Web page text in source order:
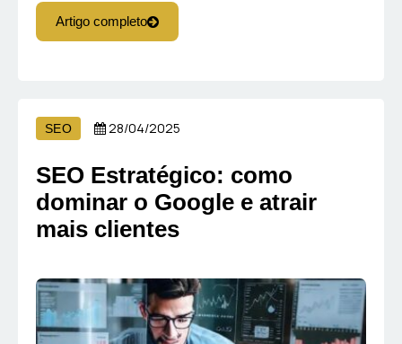
Artigo completo
SEO 28/04/2025
SEO Estratégico: como
dominar o Google e atrair
mais clientes